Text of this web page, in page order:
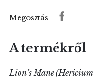
Megosztás
A termékről
Lion’s Mane